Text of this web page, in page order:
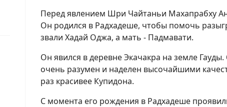
Перед явлением Шри Чайтаньи Махапрабху
Он родился в Радхадеше, чтобы помочь
звали Хадай Оджа, а мать - Падмавати.
Он явился в деревне Экачакра на земле
очень разумен и наделен высочайшими
раз красивее Купидона.
С момента его рождения в Радхадеше